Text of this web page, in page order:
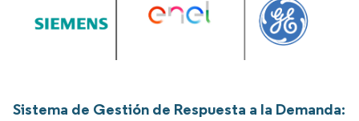
Sistema de Gestión de Respuesta a la Demanda: